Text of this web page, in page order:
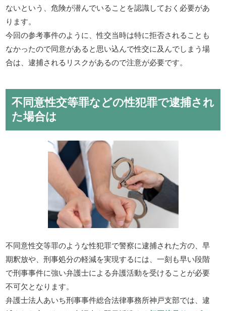
ないという、危険が潜んでいることを認識しておく必要があ
ります。
今回の参考事件のように、性交当時は特に拒否されることも
なかったので同意があると思い込んで性交に及んでしまう場
合は、逮捕されるリスクがあるので注意が必要です。
不同意性交等罪などの性犯罪で逮捕され
た場合は
不同意性交等罪のような性犯罪で警察に逮捕された方の、早
期釈放や、刑事処分の軽減を実現するには、一刻も早い段階
で刑事事件に強い弁護士による弁護活動を受けることが必要
不可欠となります。
弁護士法人あいち刑事事件総合法律事務所神戸支部では、逮